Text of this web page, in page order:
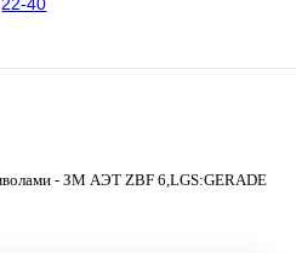
- ЗМ АЭТ ZBF 6,LGS:GERADE